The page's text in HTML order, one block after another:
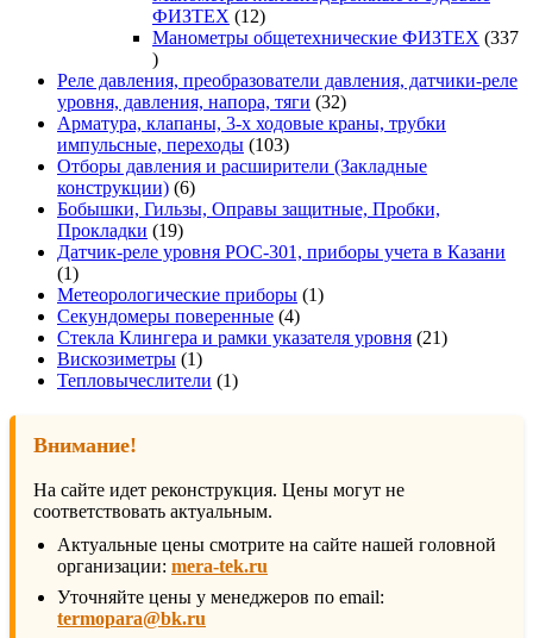
ФИЗТЕХ
1212
товаров
Манометры общетехнические ФИЗТЕХ 337
337
товаров
Реле давления, преобразователи давления, датчики-реле
уровня, давления, напора, тяги 3232
товара
Арматура, клапаны, 3-х ходовые краны, трубки
импульсные, переходы 103103
товара
Отборы давления и расширители (Закладные
конструкции) 66
товаров
Бобышки, Гильзы, Оправы защитные, Пробки,
Прокладки
1919
товаров
Датчик-реле уровня РОС-301, приборы учета в Казани
11
товар
Метеорологические приборы 11
Секундомеры поверенные 44
товара
Стекла Клингера и рамки указателя уровня 2121
Вискозиметры 11
товар
Тепловычеслители 11
Внимание!
На сайте идет реконструкция. Цены могут не
соответствовать актуальным.
Актуальные цены смотрите на сайте нашей головной
организации: mera-tek.ru
Уточняйте цены у менеджеров по email:
termopara@bk.ru